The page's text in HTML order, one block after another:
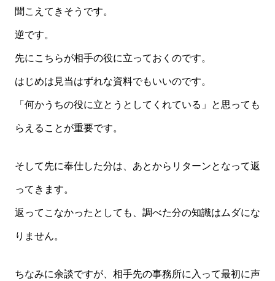
聞こえてきそうです。
逆です。
先にこちらが相手の役に立っておくのです。
はじめは見当はずれな資料でもいいのです。
「何かうちの役に立とうとしてくれている」と思っても
らえることが重要です。
そして先に奉仕した分は、あとからリターンとなって返
ってきます。
返ってこなかったとしても、調べた分の知識はムダにな
りません。
ちなみに余談ですが、相手先の事務所に入って最初に声